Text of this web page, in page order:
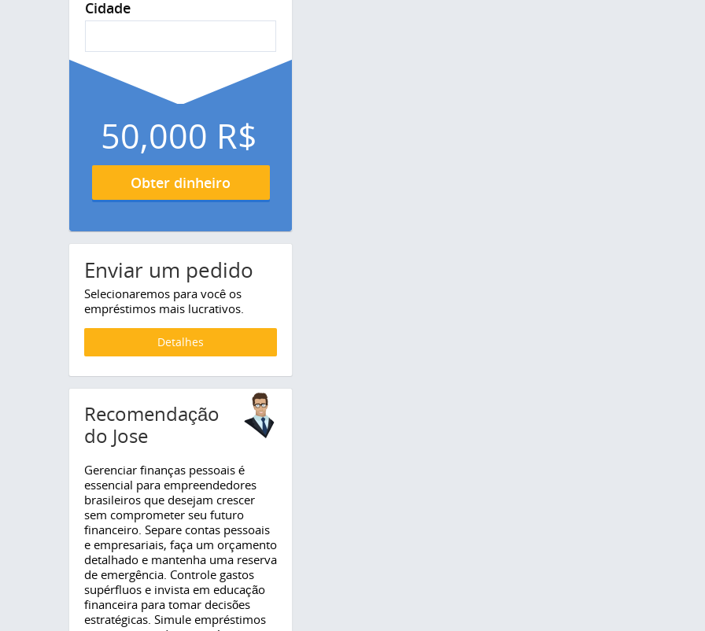
Cidade
50,000 R$
Obter dinheiro
Enviar um pedido
Selecionaremos para você os
empréstimos mais lucrativos.
Detalhes
Recomendação
do Jose
Gerenciar finanças pessoais é
essencial para empreendedores
brasileiros que desejam crescer
sem comprometer seu futuro
financeiro. Separe contas pessoais
e empresariais, faça um orçamento
detalhado e mantenha uma reserva
de emergência. Controle gastos
supérfluos e invista em educação
financeira para tomar decisões
estratégicas. Simule empréstimos